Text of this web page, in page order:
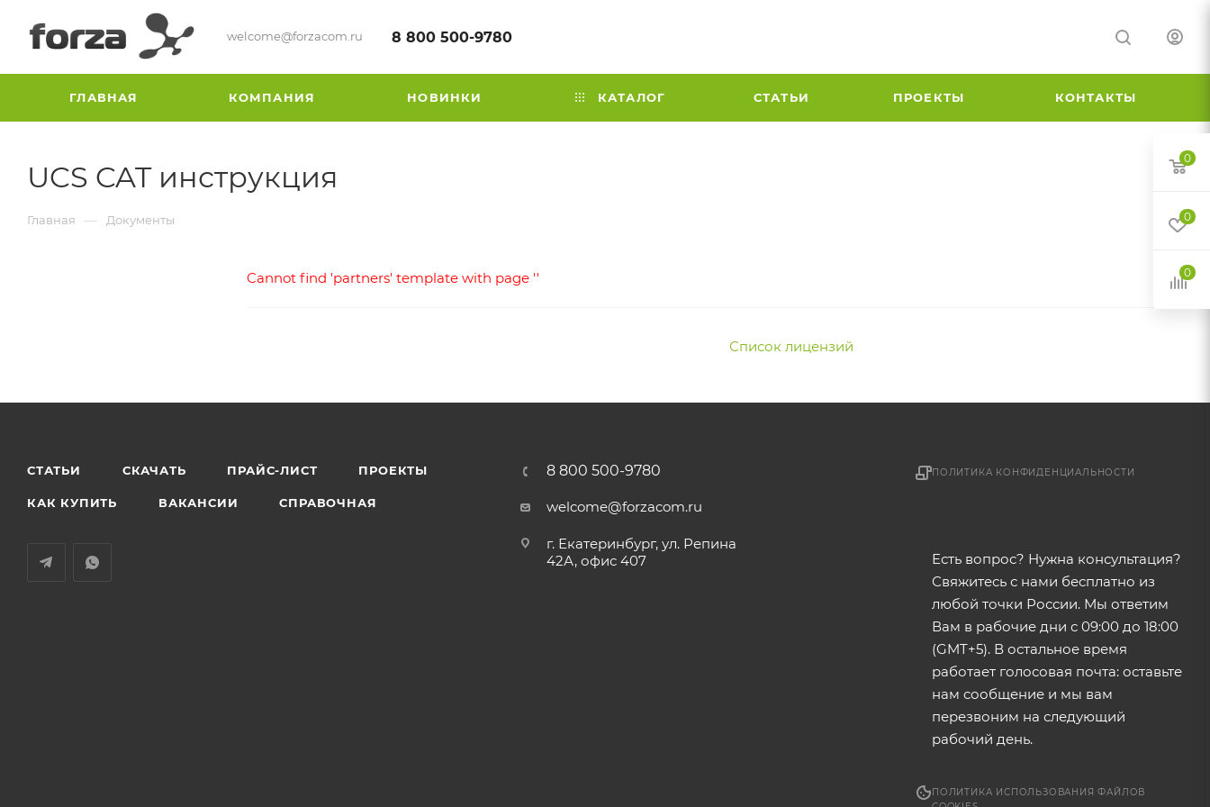
welcome@forzacom.ru 8 800 500-9780
ГЛАВНАЯ КОМПАНИЯ НОВИНКИ КАТАЛОГ СТАТЬИ ПРОЕКТЫ КОНТАКТЫ
UCS CAT инструкция
Главная — Документы
Cannot find 'partners' template with page ''
Список лицензий
СТАТЬИ СКАЧАТЬ ПРАЙС-ЛИСТ ПРОЕКТЫ
КАК КУПИТЬ ВАКАНСИИ СПРАВОЧНАЯ
8 800 500-9780
welcome@forzacom.ru
г. Екатеринбург, ул. Репина
42А, офис 407
ПОЛИТИКА КОНФИДЕНЦИАЛЬНОСТИ
Есть вопрос? Нужна консультация?
Свяжитесь с нами бесплатно из
любой точки России. Мы ответим
Вам в рабочие дни с 09:00 до 18:00
(GMT+5). В остальное время
работает голосовая почта: оставьте
нам сообщение и мы вам
перезвоним на следующий
рабочий день.
ПОЛИТИКА ИСПОЛЬЗОВАНИЯ ФАЙЛОВ
0
0
0